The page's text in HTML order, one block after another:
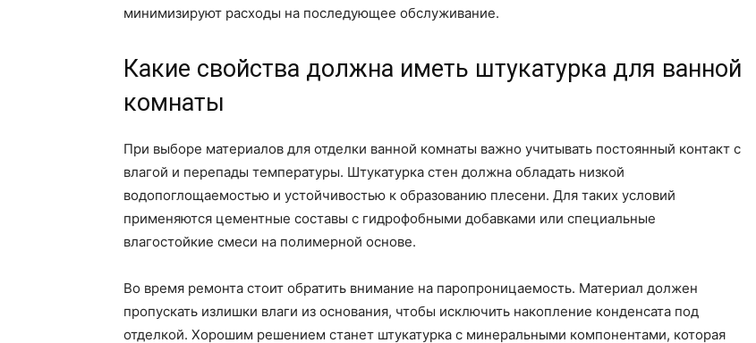
минимизируют расходы на последующее обслуживание.
Какие свойства должна иметь штукатурка для ванной
комнаты
При выборе материалов для отделки ванной комнаты важно учитывать постоянный контакт с
влагой и перепады температуры. Штукатурка стен должна обладать низкой
водопоглощаемостью и устойчивостью к образованию плесени. Для таких условий
применяются цементные составы с гидрофобными добавками или специальные
влагостойкие смеси на полимерной основе.
Во время ремонта стоит обратить внимание на паропроницаемость. Материал должен
пропускать излишки влаги из основания, чтобы исключить накопление конденсата под
отделкой. Хорошим решением станет штукатурка с минеральными компонентами, которая